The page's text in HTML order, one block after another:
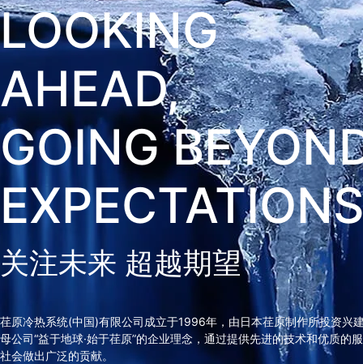
LOOKING
AHEAD,
GOING
关注未来 超越期望
荏原冷热系统(中国)有限公司成立于1996年，由日本荏原制作所投资兴
母公司“益于地球·始于荏原”的企业理念，通过提供先进的技术和优质的
社会做出广泛的贡献。